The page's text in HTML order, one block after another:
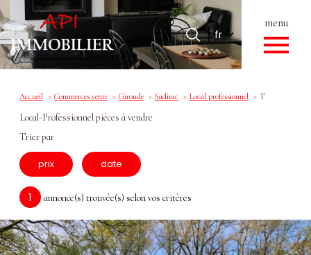
menu
Langue
fr
Accueil
Langue
fr
Accueil Commerces vente Gironde Sadirac Local professionnel T
Local-Professionnel pièces à vendre
Trier par
prix date
1 annonce(s) trouvée(s) selon vos critères